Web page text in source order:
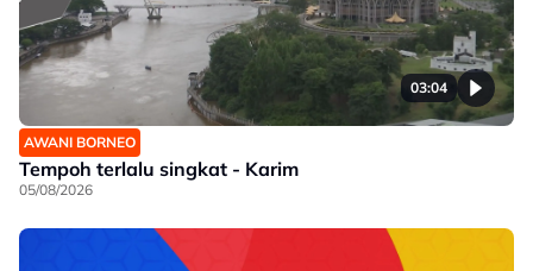
03:04
AWANI BORNEO
Tempoh terlalu singkat - Karim
05/08/2026